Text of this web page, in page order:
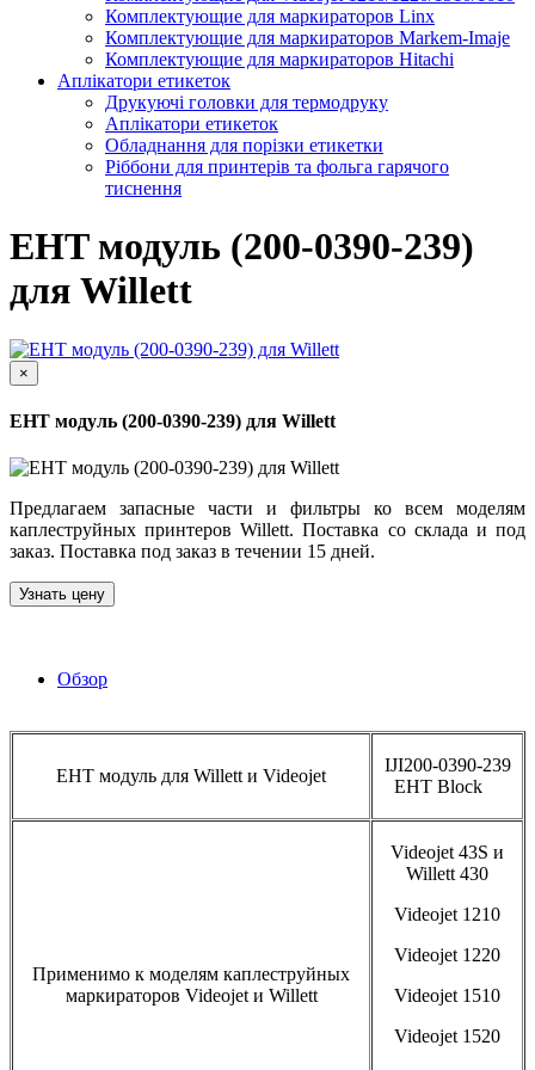
Комплектующие для маркираторов Linx
Комплектующие для маркираторов Markem-Imaje
Комплектующие для маркираторов Hitachi
Аплікатори етикеток
Друкуючі головки для термодруку
Аплікатори етикеток
Обладнання для порізки етикетки
Ріббони для принтерів та фольга гарячого
тиснення
EHT модуль (200-0390-239)
для Willett
×
EHT модуль (200-0390-239) для Willett
Предлагаем запасные части и фильтры ко всем моделям
каплеструйных принтеров Willett. Поставка со склада и под
заказ. Поставка под заказ в течении 15 дней.
Узнать цену
Обзор
ЕНТ модуль для Willett и Videojet
IJI200-0390-239
EHT Block
Применимо к моделям каплеструйных
маркираторов Videojet и Willett
Videojet 43S и
Willett 430
Videojet 1210
Videojet 1220
Videojet 1510
Videojet 1520